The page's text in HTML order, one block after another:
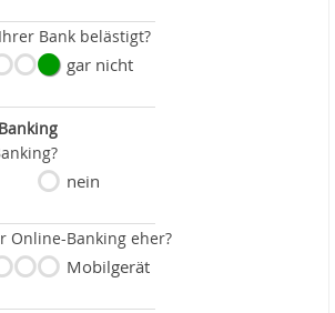
Bank belästigt?
gar nicht
nein
Online-Banking eher?
Mobilgerät